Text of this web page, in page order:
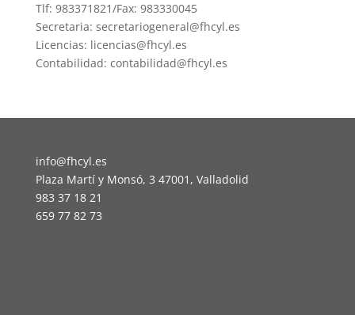
Tlf: 983371821/Fax: 983330045
Secretaria: secretariogeneral@fhcyl.es
Licencias: licencias@fhcyl.es
Contabilidad: contabilidad@fhcyl.es
info@fhcyl.es
Plaza Martí y Monsó, 3 47001, Valladolid
983 37 18 21
659 77 82 73